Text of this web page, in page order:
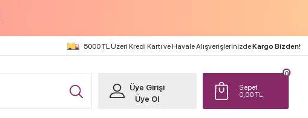
5000 TL Üzeri Kredi Kartı ve Havale AlışverişlerinizdeKargo Bizden!
Sepet
0,00TL
0
Üye Girişi
Üye Ol